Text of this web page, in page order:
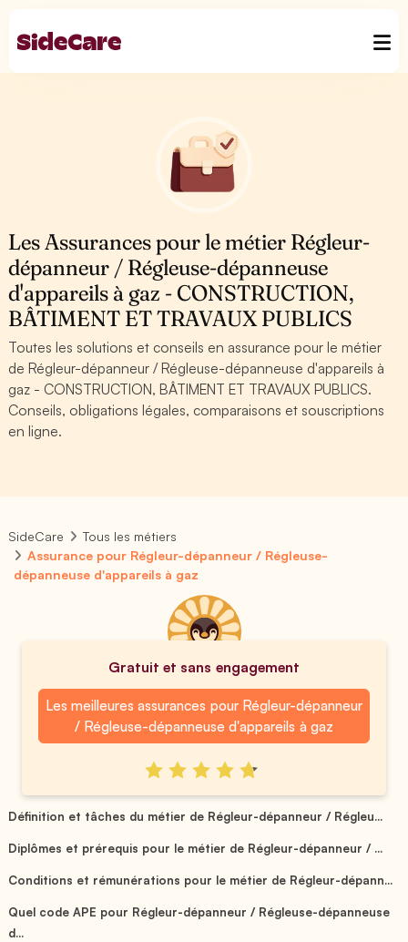
Les Assurances pour le métier Régleur-
dépanneur / Régleuse-dépanneuse
d'appareils à gaz - CONSTRUCTION,
BÂTIMENT ET TRAVAUX PUBLICS
Toutes les solutions et conseils en assurance pour le métier
de Régleur-dépanneur / Régleuse-dépanneuse d'appareils à
gaz - CONSTRUCTION, BÂTIMENT ET TRAVAUX PUBLICS.
Conseils, obligations légales, comparaisons et souscriptions
en ligne.
SideCare
Tous les métiers
Assurance pour Régleur-dépanneur / Régleuse-
dépanneuse d'appareils à gaz
Gratuit et sans engagement
Les meilleures assurances pour Régleur-dépanneur
/ Régleuse-dépanneuse d'appareils à gaz
Définition et tâches du métier de Régleur-dépanneur / Régleu...
Diplômes et prérequis pour le métier de Régleur-dépanneur / ...
Conditions et rémunérations pour le métier de Régleur-dépann...
Quel code APE pour Régleur-dépanneur / Régleuse-dépanneuse
d...